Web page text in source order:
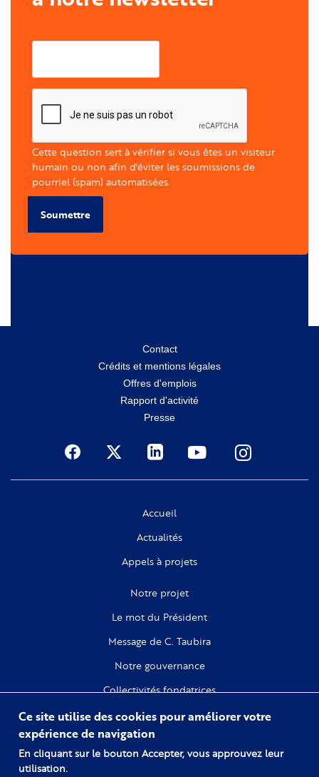
Cette question sert à vérifier si vous êtes un visiteur
humain ou non afin d'éviter les soumissions de
pourriel (spam) automatisées.
Soumettre
Contact
Crédits et mentions légales
Offres d'emplois
Rapport d'activité
Presse
Social
Accueil
Actualités
Appels à projets
Notre projet
Le mot du Président
Message de C. Taubira
Notre gouvernance
Collectivités fondatrices
Recherche
Ce site utilise des cookies pour améliorer votre
expérience de navigation
En cliquant sur le bouton Accepter, vous approuvez leur
utilisation.